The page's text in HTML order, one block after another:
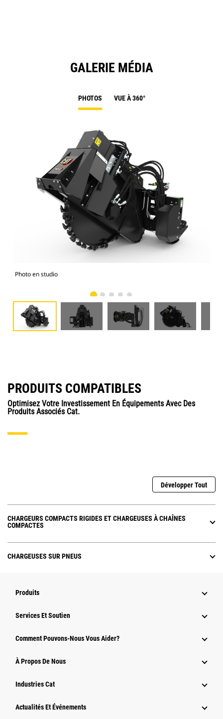
GALERIE MÉDIA
PHOTOS VUE À 360°
Photo en studio
PRODUITS COMPATIBLES
Optimisez Votre Investissement En Équipements Avec Des
Produits Associés Cat.
Développer Tout
CHARGEURS COMPACTS RIGIDES ET CHARGEUSES À CHAÎNES
COMPACTES
CHARGEUSES SUR PNEUS
Produits
Services Et Soutien
Comment Pouvons-Nous Vous Aider?
À Propos De Nous
Industries Cat
Actualités Et Événements